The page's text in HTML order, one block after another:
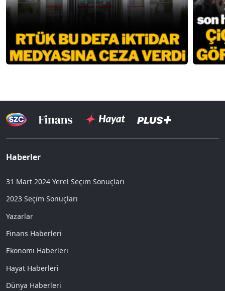
Haberler
31 Mart 2024 Yerel Seçim Sonuçları
2023 Seçim Sonuçları
Yazarlar
Finans Haberleri
Ekonomi Haberleri
Hayat Haberleri
Dünya Haberleri